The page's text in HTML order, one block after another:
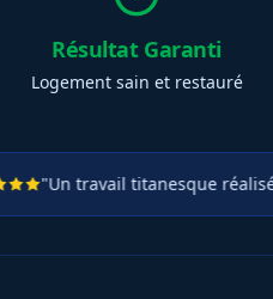
Résultat Garanti
Logement sain et restauré
titanesque réalisé en